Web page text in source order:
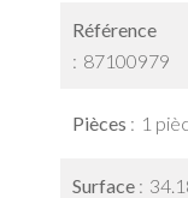
Référence
87100979
Pièces 1
Surface